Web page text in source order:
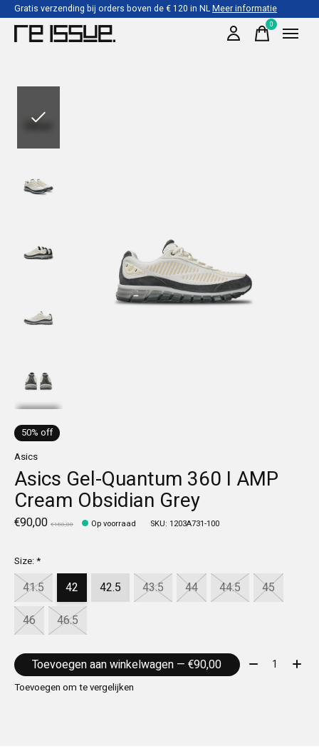
Gratis verzending bij orders boven de € 120 in NLMeer informatie
0items
50% off
Asics
Asics Gel-Quantum 360 I AMP
Cream Obsidian Grey
€90,00 €180,00 Op voorraad SKU: 1203A731-100
Size:*
41.5 42 42.5 43.5 44 44.5
45
46
46.5
Toevoegen aan winkelwagen — €90,00 Aantal:
Toevoegen om te vergelijken